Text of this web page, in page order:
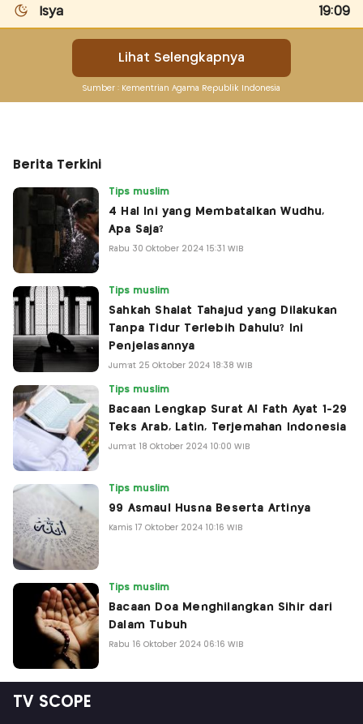
Berita Terkini
Tips muslim
4 Hal Ini yang Membatalkan Wudhu,
Apa Saja?
Rabu 30 Oktober 2024 15:31 WIB
Tips muslim
Sahkah Shalat Tahajud yang Dilakukan
Tanpa Tidur Terlebih Dahulu? Ini
Penjelasannya
Jum'at 25 Oktober 2024 18:38 WIB
Tips muslim
Bacaan Lengkap Surat Al Fath Ayat 1-29
Teks Arab, Latin, Terjemahan Indonesia
Jum'at 18 Oktober 2024 10:00 WIB
Tips muslim
99 Asmaul Husna Beserta Artinya
Kamis 17 Oktober 2024 10:16 WIB
Tips muslim
Bacaan Doa Menghilangkan Sihir dari
Dalam Tubuh
Rabu 16 Oktober 2024 06:16 WIB
TV SCOPE